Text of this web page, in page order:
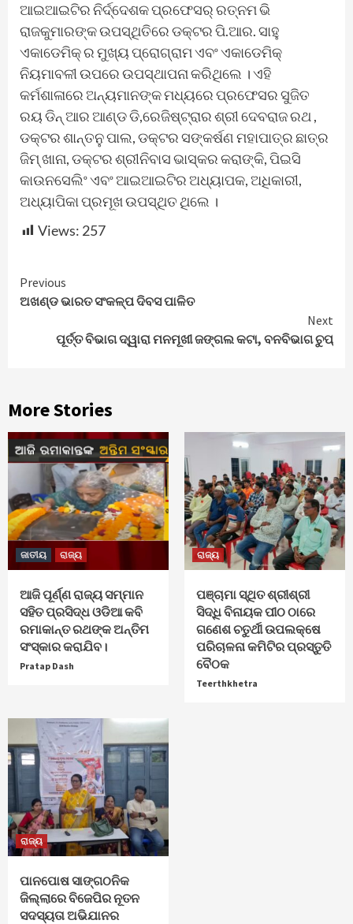
ଆଇଆଇଟିର ନିର୍ଦ୍ଦେଶକ ପ୍ରଫେସର୍ ରତ୍ନମ ଭି
ରାଜକୁମାରଙ୍କ ଉପସ୍ଥିତିରେ ଡକ୍ଟର ପି.ଆର. ସାହୁ
ଏକାଡେମିକ୍ ର ମୁଖ୍ୟ ପ୍ରୋଗ୍ରାମ ଏବଂ ଏକାଡେମିକ୍
ନିୟମାବଳୀ ଉପରେ ଉପସ୍ଥାପନା କରିଥିଲେ । ଏହି
କର୍ମଶାଳାରେ ଅନ୍ୟମାନଙ୍କ ମଧ୍ୟରେ ପ୍ରଫେସର ସୁଜିତ
ରୟ ଡିନ୍ ଆର ଆଣ୍ଡ ଡି,ରେଜିଷ୍ଟ୍ରାର ଶ୍ରୀ ଦେବରାଜ ରଥ ,
ଡକ୍ଟର ଶାନ୍ତନୁ ପାଲ, ଡକ୍ଟର ସଙ୍କର୍ଷଣ ମହାପାତ୍ର ଛାତ୍ର
ଜିମ୍ ଖାନା, ଡକ୍ଟର ଶ୍ରୀନିବାସ ଭାସ୍କର କରାଙ୍କି, ପିଇସି
କାଉନସେଲିଂ ଏବଂ ଆଇଆଇଟିର ଅଧ୍ୟାପକ, ଅଧିକାରୀ,
ଅଧ୍ୟାପିକା ପ୍ରମୂଖ ଉପସ୍ଥିତ ଥିଲେ ।
Views: 257
Continue
Reading
Previous
ଅଖଣ୍ଡ ଭାରତ ସଂକଳ୍ପ ଦିବସ ପାଳିତ
Next
ପୂର୍ତ୍ତ ବିଭାଗ ଦ୍ୱାରା ମନମୂଖୀ ଜଙ୍ଗଲ କଟା, ବନବିଭାଗ ଚୁପ୍
More Stories
ଜାତୀୟ ରାଜ୍ୟ
ଆଜି ପୂର୍ଣ୍ଣ ରାଜ୍ୟ ସମ୍ମାନ
ସହିତ ପ୍ରସିଦ୍ଧ ଓଡିଆ କବି
ରମାକାନ୍ତ ରଥଙ୍କ ଅନ୍ତିମ
ସଂସ୍କାର କରାଯିବ।
Pratap Dash
ରାଜ୍ୟ
ପଞ୍ଚାମା ସ୍ଥିତ ଶ୍ରୀଶ୍ରୀ
ସିଦ୍ଧି ବିନାୟକ ପୀଠ ଠାରେ
ଗଣେଶ ଚତୁର୍ଥୀ ଉପଲକ୍ଷେ
ପରିଚାଳନା କମିଟିର ପ୍ରସ୍ତୁତି
ବୈଠକ
Teerthkhetra
ରାଜ୍ୟ
ପାନପୋଷ ସାଙ୍ଗଠନିକ
ଜିଲ୍ଲାରେ ବିଜେପିର ନୂତନ
ସଦସ୍ୟତା ଅଭିଯାନର